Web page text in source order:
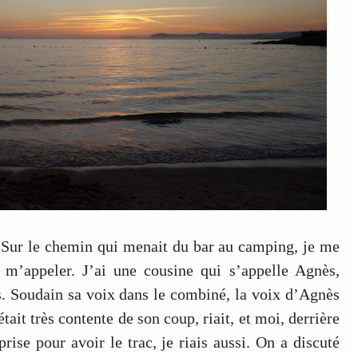
le chemin qui menait du bar au camping, je me
J’ai une cousine qui s’appelle Agnès,
Soudain sa voix dans le combiné, la voix d’Agnès
très contente de son coup, riait, et moi, derrière
pour avoir le trac, je riais aussi. On a discuté